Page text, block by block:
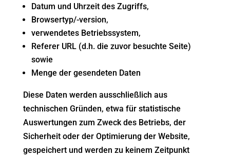
Datum und Uhrzeit des Zugriffs,
Browsertyp/-version,
verwendetes Betriebssystem,
Referer URL (d.h. die zuvor besuchte Seite)
sowie
Menge der gesendeten Daten
Diese Daten werden ausschließlich aus
technischen Gründen, etwa für statistische
Auswertungen zum Zweck des Betriebs, der
Sicherheit oder der Optimierung der Website,
gespeichert und werden zu keinem Zeitpunkt